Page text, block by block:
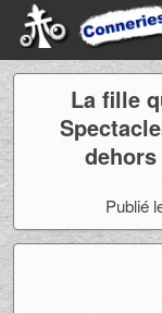
La fille
Publié